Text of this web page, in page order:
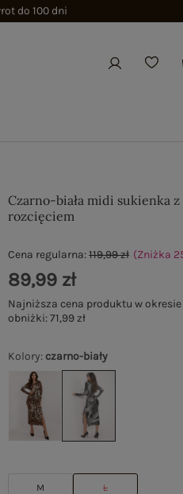
do 100 dni
Czarno-biała midi sukienka
rozcięciem
Kolory: czarno-biały
M L
Cena regularna:119,99 zł (Zniżka
89,99 zł
Najniższa cena produktu w
obniżki:71,99 zł